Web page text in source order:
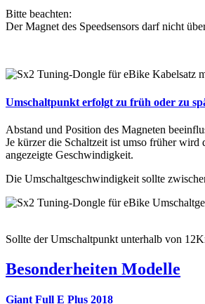
Bitte beachten:
Der Magnet des Speedsensors darf nicht
Umschaltpunkt erfolgt zu früh oder zu
Abstand und Position des Magneten
Je kürzer die Schaltzeit ist umso früher
angezeigte Geschwindigkeit.
Die Umschaltgeschwindigkeit sollte
Sollte der Umschaltpunkt unterhalb von
Besonderheiten Modelle
Giant Full E Plus 2018